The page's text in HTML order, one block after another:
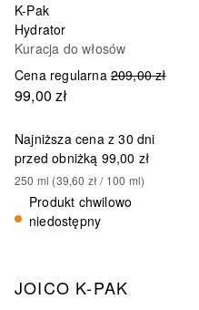
K-Pak
Hydrator
Kuracja do włosów
Cena regularna 209,00 zł
99,00 zł
Najniższa cena z 30 dni
przed obniżką 99,00 zł
250 ml (39,60 zł / 100 ml)
Produkt chwilowo
niedostępny
JOICO K-PAK